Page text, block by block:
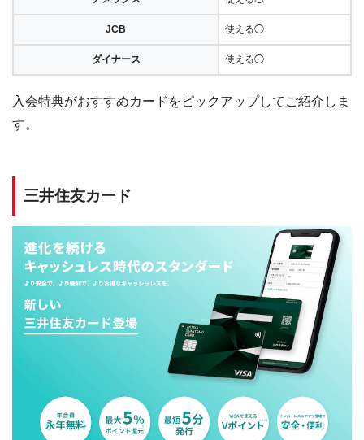
JCB 使える◯
ダイナース 使える◯
入会特典がおすすめカードをピックアップしてご紹介しま
す。
三井住友カード